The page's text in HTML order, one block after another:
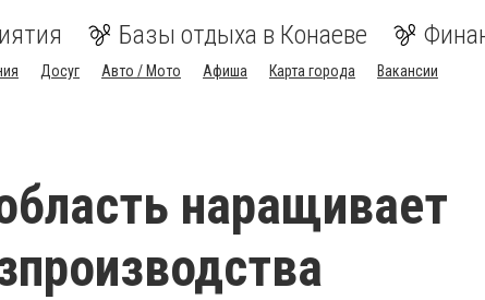
Базы отдыха в Конаеве
Досуг Авто / Мото Афиша Карта города Вакансии
наращивает